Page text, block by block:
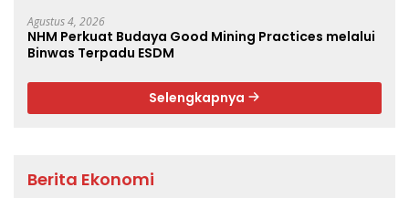
Agustus 4, 2026
NHM Perkuat Budaya Good Mining Practices melalui
Binwas Terpadu ESDM
Selengkapnya
Berita Ekonomi